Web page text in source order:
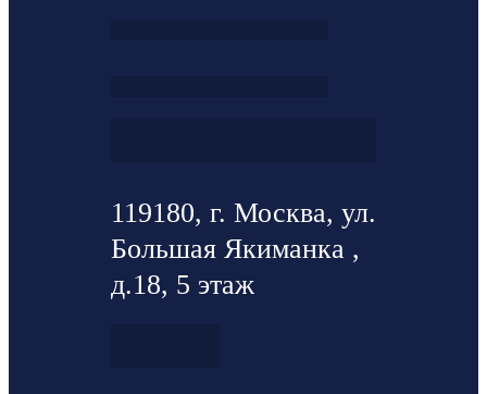
119180, г. Москва, ул.
Большая Якиманка ,
д.18, 5 этаж